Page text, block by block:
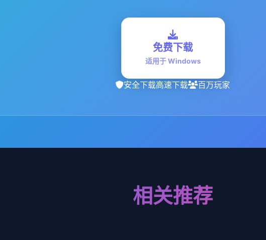
免费下载
适用于 Windows
安全下载高速下载 百万玩家
相关推荐